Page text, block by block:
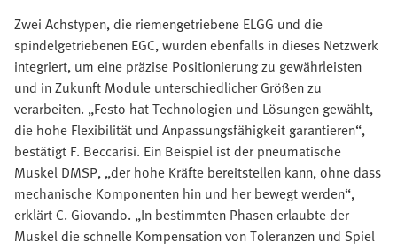
Zwei Achstypen, die riemengetriebene ELGG und die
spindelgetriebenen EGC, wurden ebenfalls in dieses Netzwerk
integriert, um eine präzise Positionierung zu gewährleisten
und in Zukunft Module unterschiedlicher Größen zu
verarbeiten. „Festo hat Technologien und Lösungen gewählt,
die hohe Flexibilität und Anpassungsfähigkeit garantieren“,
bestätigt F. Beccarisi. Ein Beispiel ist der pneumatische
Muskel DMSP, „der hohe Kräfte bereitstellen kann, ohne dass
mechanische Komponenten hin und her bewegt werden“,
erklärt C. Giovando. „In bestimmten Phasen erlaubte der
Muskel die schnelle Kompensation von Toleranzen und Spiel